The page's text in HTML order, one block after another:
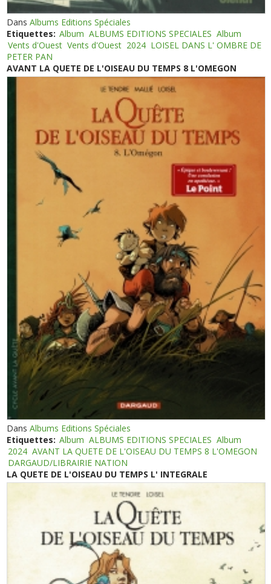
DansAlbums Editions Spéciales
Etiquettes: Album ALBUMS EDITIONS SPECIALES Album
Vents d'Ouest Vents d'Ouest 2024 LOISEL DANS L' OMBRE DE
PETER PAN
AVANT LA QUETE DE L'OISEAU DU TEMPS 8 L'OMEGON
DansAlbums Editions Spéciales
Etiquettes: Album ALBUMS EDITIONS SPECIALES Album
2024 AVANT LA QUETE DE L'OISEAU DU TEMPS 8 L'OMEGON
DARGAUD/LIBRAIRIE NATION
LA QUETE DE L'OISEAU DU TEMPS L' INTEGRALE